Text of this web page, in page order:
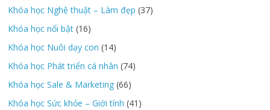
Khóa học Nghệ thuật – Làm đẹp (37)
Khóa học nổi bật (16)
Khóa học Nuôi dạy con (14)
Khóa học Phát triển cá nhân (74)
Khóa học Sale & Marketing (66)
Khóa học Sức khỏe – Giới tính (41)